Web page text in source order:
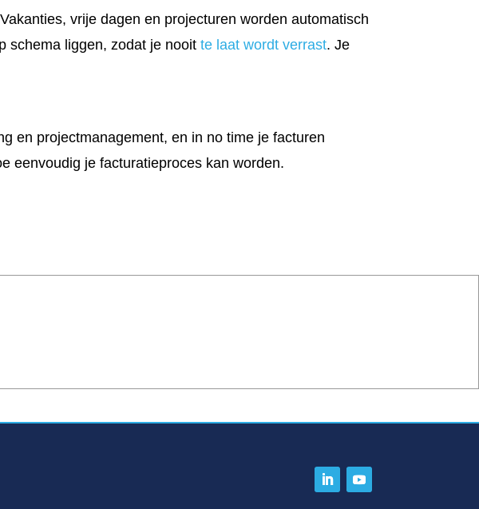
vrije dagen en projecturen worden automatisch
schema liggen, zodat je nooit te laat wordt verrast. Je
en projectmanagement, en in no time je facturen
eenvoudig je facturatieproces kan worden.